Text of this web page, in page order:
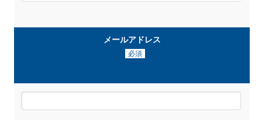
メールアドレス
必須